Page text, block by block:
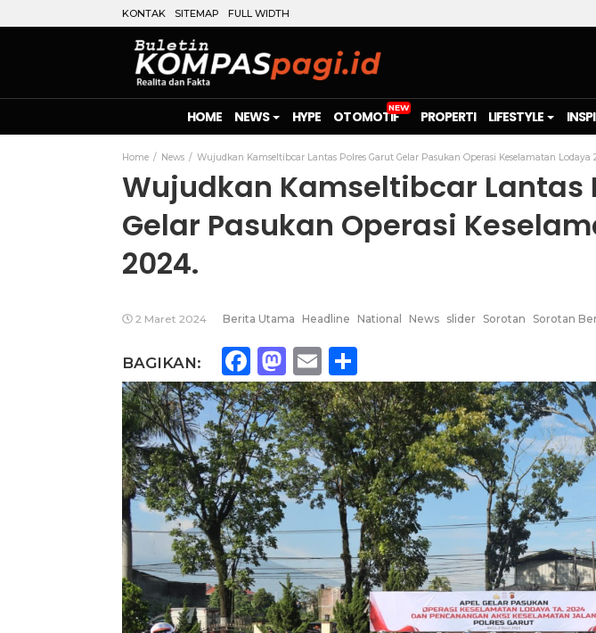
KONTAK SITEMAP FULL WIDTH
HOME NEWS HYPE OTOMOTIF PROPERTI LIFESTYLE
Home News Wujudkan Kamseltibcar Lantas Polres Garut Gelar Pasukan Operasi Keselamatan Lodaya
Wujudkan Kamseltibcar Lantas
Gelar Pasukan Operasi
2024.
2 Maret 2024 Berita Utama Headline National News slider Sorotan Sorotan
BAGIKAN: Facebook
Mastodon
Email